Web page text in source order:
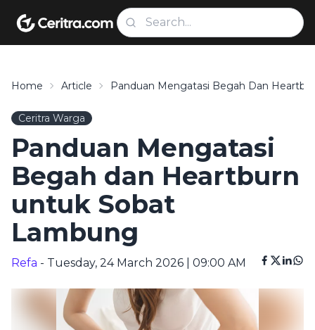
Home Article Panduan Mengatasi Begah Dan
Ceritra Warga
Panduan Mengatasi
Begah dan Heartburn
untuk Sobat
Lambung
Refa - Tuesday, 24 March 2026 | 09:00 AM